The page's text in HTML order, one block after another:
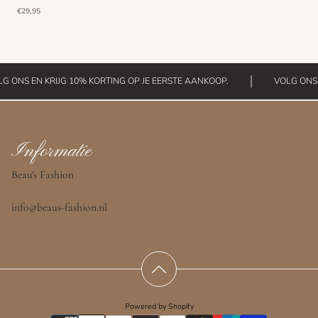
Normale
€29,95
ONS EN KRIJG 10% KORTING OP JE EERSTE AANKOOP. VOLG ONS
Informatie
Beau's Fashion
info@beaus-fashion.nl
Powered by Shopify